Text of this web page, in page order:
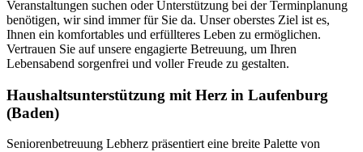
Veranstaltungen suchen oder Unterstützung bei der Terminplanung
benötigen, wir sind immer für Sie da. Unser oberstes Ziel ist es,
Ihnen ein komfortables und erfüllteres Leben zu ermöglichen.
Vertrauen Sie auf unsere engagierte Betreuung, um Ihren
Lebensabend sorgenfrei und voller Freude zu gestalten.
Haushalts­unterstützung mit Herz in Laufenburg
(Baden)
Seniorenbetreuung Lebherz präsentiert eine breite Palette von